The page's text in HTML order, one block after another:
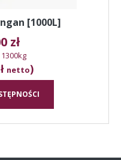
[1000L]
zł
netto)